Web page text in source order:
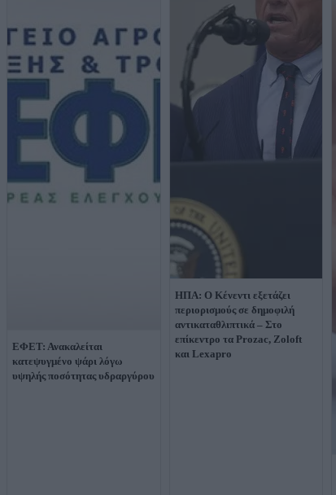
ΕΦΕΤ: Ανακαλείται
κατεψυγμένο ψάρι λόγω
υψηλής ποσότητας υδραργύρου
ΗΠΑ: O Κένεντι εξετάζει
περιορισμούς σε δημοφιλή
αντικαταθλιπτικά – Στο
επίκεντρο τα Prozac, Zoloft
και Lexapro